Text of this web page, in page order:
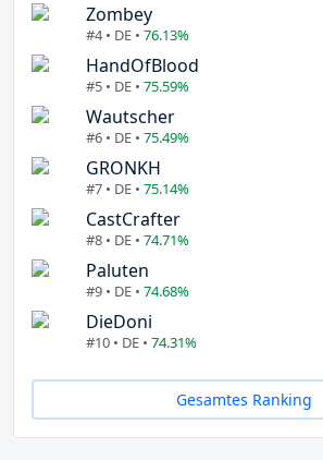
Zombey
#4 • DE • 76.13%
HandOfBlood
#5 • DE • 75.59%
Wautscher
#6 • DE • 75.49%
GRONKH
#7 • DE • 75.14%
CastCrafter
#8 • DE • 74.71%
Paluten
#9 • DE • 74.68%
DieDoni
#10 • DE • 74.31%
Gesamtes Ranking